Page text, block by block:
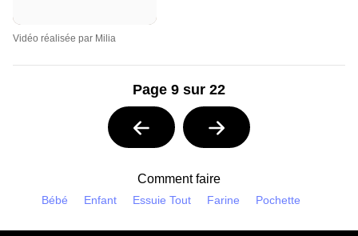
Vidéo réalisée par Milia
Page 9 sur 22
Comment faire
Bébé Enfant Essuie Tout Farine Pochette